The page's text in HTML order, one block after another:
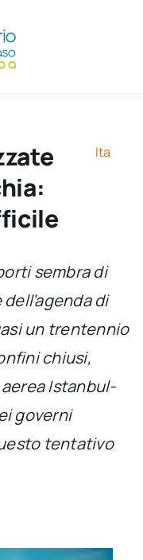
Ita
sembra di
di
un trentennio
chiusi,
Istanbul-
governi
tentativo